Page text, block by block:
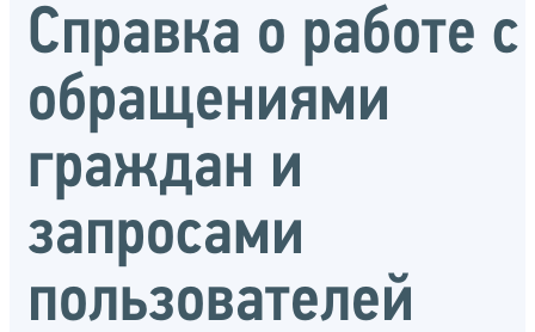
Справка о работе с
обращениями
граждан и
запросами
пользователей